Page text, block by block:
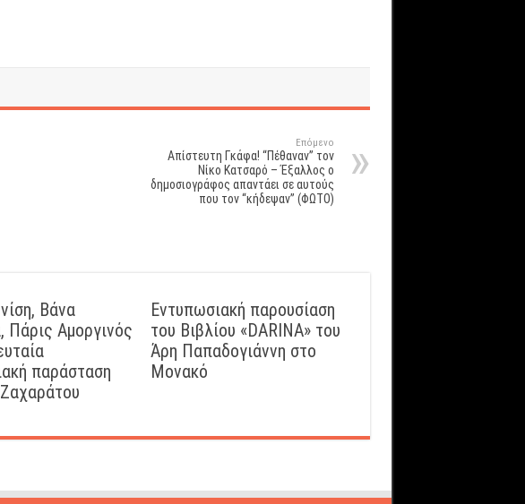
Επόμενο
Απίστευτη Γκάφα! “Πέθαναν” τον
Νίκο Κατσαρό – Έξαλλος ο
δημοσιογράφος απαντάει σε αυτούς
που τον “κήδεψαν” (ΦΩΤΟ)
Βάνα
Αμοργινός
παράσταση
Εντυπωσιακή παρουσίαση
του Βιβλίου «DARINA» του
Άρη Παπαδογιάννη στο
Μονακό